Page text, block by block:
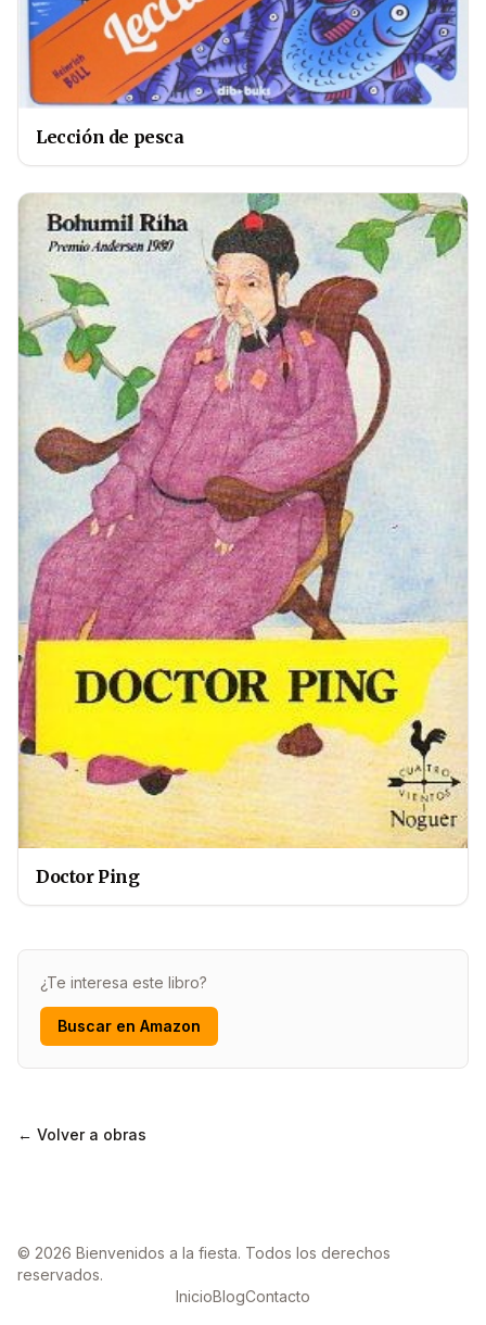
Lección de pesca
Doctor Ping
¿Te interesa este libro?
Buscar en Amazon
← Volver a obras
© 2026 Bienvenidos a la fiesta. Todos los derechos
reservados.
InicioBlogContacto